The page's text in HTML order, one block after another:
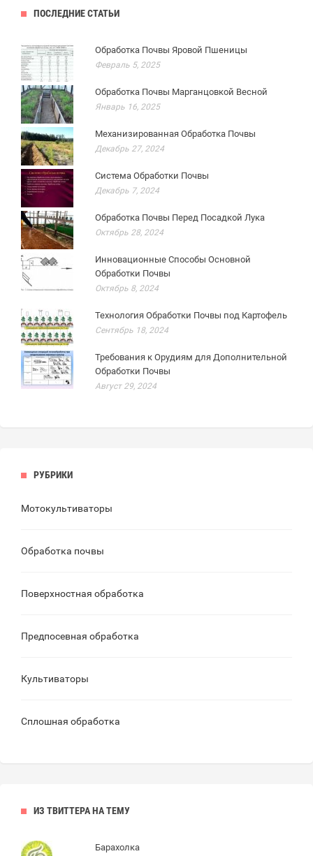
ПОСЛЕДНИЕ СТАТЬИ
Обработка Почвы Яровой Пшеницы
Февраль 5, 2025
Обработка Почвы Марганцовкой Весной
Январь 16, 2025
Механизированная Обработка Почвы
Декабрь 27, 2024
Система Обработки Почвы
Декабрь 7, 2024
Обработка Почвы Перед Посадкой Лука
Октябрь 28, 2024
Инновационные Способы Основной
Обработки Почвы
Октябрь 8, 2024
Технология Обработки Почвы под Картофель
Сентябрь 18, 2024
Требования к Орудиям для Дополнительной
Обработки Почвы
Август 29, 2024
РУБРИКИ
Мотокультиваторы
Обработка почвы
Поверхностная обработка
Предпосевная обработка
Культиваторы
Сплошная обработка
ИЗ ТВИТТЕРА НА ТЕМУ
Барахолка